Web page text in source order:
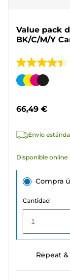
Value pack
BK/C/M/Y
4.4
de
78
Cartucho
66,49 €
Envío
Disponible online
Compra
Cantidad
1
Repeat &